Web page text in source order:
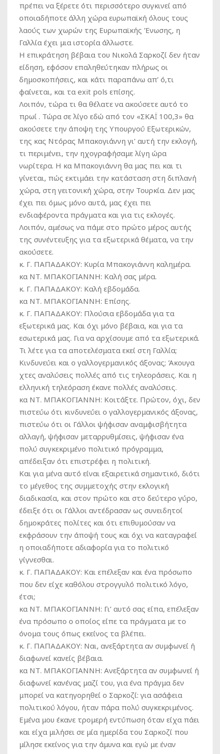
πρέπει να ξέρετε ότι περισσότερο συγκινεί από
οποιαδήποτε άλλη χώρα ευρωπαϊκή όλους τους
λαούς των χωρών της Ευρωπαϊκής Ένωσης, η
Γαλλία έχει μια ιστορία άλλωστε.
Η επικράτηση βέβαια του Νικολά Σαρκοζί δεν ήταν
είδηση, εφόσον επαληθεύτηκαν πλήρως οι
δημοσκοπήσεις, και κάτι παραπάνω απ’ ό,τι
φαίνεται, και τα exit pols επίσης.
Λοιπόν, τώρα τι θα θέλατε να ακούσετε αυτό το
πρωί . Τώρα σε λίγο εδώ από τον «ΣΚΑΪ 100,3» θα
ακούσετε την άποψη της Υπουργού Εξωτερικών,
της κας Ντόρας Μπακογιάννη γι’ αυτή την εκλογή,
τι περιμένει, την ηχογραφήσαμε λίγη ώρα
νωρίτερα. Η κα Μπακογιάννη θα μας πει και τι
γίνεται, πώς εκτιμάει την κατάσταση στη διπλανή
χώρα, στη γειτονική χώρα, στην Τουρκία. Δεν μας
έχει πει όμως μόνο αυτά, μας έχει πει
ενδιαφέροντα πράγματα και για τις εκλογές.
Λοιπόν, αμέσως να πάμε στο πρώτο μέρος αυτής
της συνέντευξης για τα εξωτερικά θέματα, να την
ακούσετε.
κ. Γ. ΠΑΠΑΔΑΚΟΥ: Κυρία Μπακογιάννη καλημέρα.
κα ΝΤ. ΜΠΑΚΟΓΙΑΝΝΗ: Καλή σας μέρα.
κ. Γ. ΠΑΠΑΔΑΚΟΥ: Καλή εβδομάδα.
κα ΝΤ. ΜΠΑΚΟΓΙΑΝΝΗ: Επίσης.
κ. Γ. ΠΑΠΑΔΑΚΟΥ: Πλούσια εβδομάδα για τα
εξωτερικά μας. Και όχι μόνο βέβαια, και για τα
εσωτερικά μας. Για να αρχίσουμε από τα εξωτερικά.
Τι λέτε για τα αποτελέσματα εκεί στη Γαλλία;
Κινδυνεύει και ο γαλλογερμανικός άξονας; Άκουγα
χτες αναλύσεις πολλές από τις τηλεοράσεις. Και η
ελληνική τηλεόραση έκανε πολλές αναλύσεις.
κα ΝΤ. ΜΠΑΚΟΓΙΑΝΝΗ: Κοιτάξτε. Πρώτον, όχι, δεν
πιστεύω ότι κινδυνεύει ο γαλλογερμανικός άξονας,
πιστεύω ότι οι Γάλλοι ψήφισαν αναμφισβήτητα
αλλαγή, ψήφισαν μεταρρυθμίσεις, ψήφισαν ένα
πολύ συγκεκριμένο πολιτικό πρόγραμμα,
απέδειξαν ότι επιστρέφει η πολιτική.
Και για μένα αυτό είναι εξαιρετικά σημαντικό, διότι
το μέγεθος της συμμετοχής στην εκλογική
διαδικασία, και στον πρώτο και στο δεύτερο γύρο,
έδειξε ότι οι Γάλλοι αντέδρασαν ως συνειδητοί
δημοκράτες πολίτες και ότι επιθυμούσαν να
εκφράσουν την άποψή τους και όχι να καταγραφεί
η οποιαδήποτε αδιαφορία για το πολιτικό
γίγνεσθαι.
κ. Γ. ΠΑΠΑΔΑΚΟΥ: Και επέλεξαν και ένα πρόσωπο
που δεν είχε καθόλου στρογγυλό πολιτικό λόγο,
έτσι;
κα ΝΤ. ΜΠΑΚΟΓΙΑΝΝΗ: Γι’ αυτό σας είπα, επέλεξαν
ένα πρόσωπο ο οποίος είπε τα πράγματα με το
όνομα τους όπως εκείνος τα βλέπει.
κ. Γ. ΠΑΠΑΔΑΚΟΥ: Ναι, ανεξάρτητα αν συμφωνεί ή
διαφωνεί κανείς βέβαια.
κα ΝΤ. ΜΠΑΚΟΓΙΑΝΝΗ: Ανεξάρτητα αν συμφωνεί ή
διαφωνεί κανένας μαζί του, για ένα πράγμα δεν
μπορεί να κατηγορηθεί ο Σαρκοζί: για ασάφεια
πολιτικού λόγου, ήταν πάρα πολύ συγκεκριμένος.
Εμένα μου έκανε τρομερή εντύπωση όταν είχα πάει
και είχα μιλήσει σε μία ημερίδα του Σαρκοζί που
μίλησε εκείνος για την άμυνα και εγώ με έναν